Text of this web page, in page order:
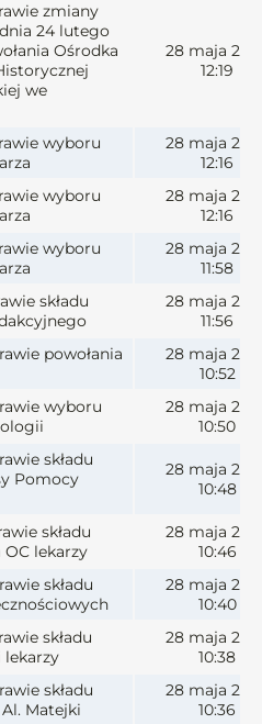
zmiany
dnia 24 lutego
Ośrodka
we
28 maja
12:19
wyboru
28 maja
12:16
wyboru
28 maja
12:16
wyboru
28 maja
11:58
składu
28 maja
11:56
powołania
28 maja
10:52
wyboru
28 maja
10:50
składu
Pomocy
28 maja
10:48
składu
OC lekarzy
28 maja
10:46
składu
28 maja
10:40
składu
lekarzy
28 maja
10:38
składu
Matejki
28 maja
10:36